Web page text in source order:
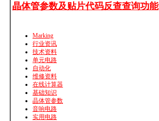
晶体管参数及贴片代码反查查询功能
Marking
行业资讯
技术资料
单元电路
自动化
维修资料
在线计算器
基础知识
晶体管参数
音响电路
实用电路